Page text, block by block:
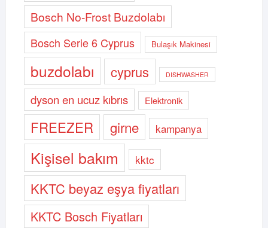
Bosch No-Frost Buzdolabı
Bosch Serie 6 Cyprus Bulaşık Makinesi
buzdolabı cyprus DISHWASHER
dyson en ucuz kıbrıs Elektronik
FREEZER girne kampanya
Kişisel bakım kktc
KKTC beyaz eşya fiyatları
KKTC Bosch Fiyatları